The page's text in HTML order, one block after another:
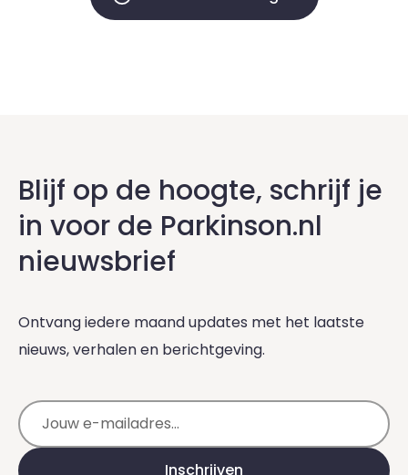
Blijf op de hoogte, schrijf je
in voor de Parkinson.nl
nieuwsbrief
Ontvang iedere maand updates met het laatste
nieuws, verhalen en berichtgeving.
E-mailadres
Inschrijven